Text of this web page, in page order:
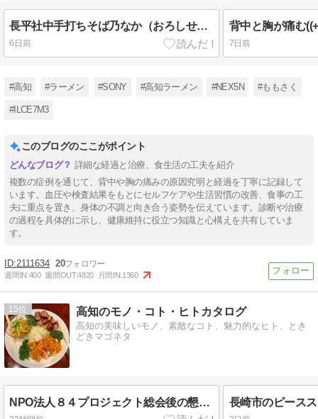
長平社中手打ちそば乃なか（おろしせいろ（冷））★★★★☆/高知 蕎麦
6日前 7日前
#高知 #ラーメン #SONY #高知ラーメン #NEX5N #ももさく
#ILCE7M3
このブログのここがポイント
詳細な経過と治療、食生活の工夫を紹介
複数の症例を通じて、背中や胸の痛みの原因究明と経過を丁寧に記録して
います。血圧や検査結果をもとにセルフケアや生活習慣の改善、食事の工
夫に重点を置き、身体の不調と向き合う姿勢を伝えています。診断や治療
の過程を具体的に示し、健康維持に役立つ知識と心構えを共有していま
す。
2111634 20
週間IN:400 週間OUT:4820 月間IN:1360
15 高知のモノ・コト・ヒトカタログ
高知の美味しいモノ、素敵なコト、魅力的なヒト、とき
どきマゴネタ
NPO法人８４プロジェクト総会後の懇親会は『華珍園』 長崎市のピース